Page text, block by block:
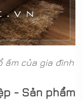
ấm của gia đình
- Sản phẩm